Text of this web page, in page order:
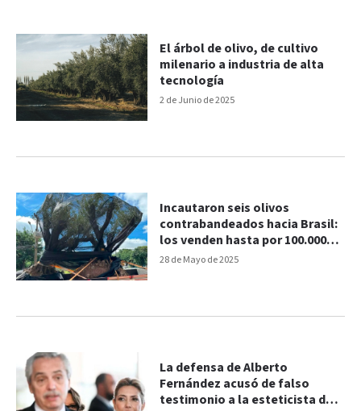
2 de Junio de 2025
El árbol de olivo, de cultivo
milenario a industria de alta
tecnología
28 de Mayo de 2025
Incautaron seis olivos
contrabandeados hacia Brasil:
los venden hasta por 100.000
reales
La defensa de Alberto
Fernández acusó de falso
testimonio a la esteticista de